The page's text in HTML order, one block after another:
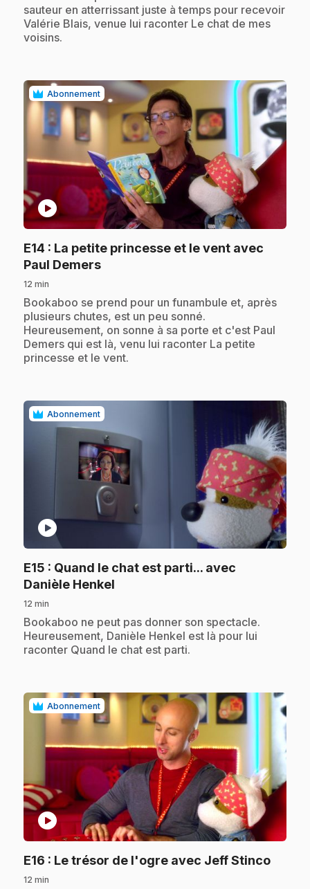
sauteur en atterrissant juste à temps pour recevoir
Valérie Blais, venue lui raconter Le chat de mes
voisins.
Abonnement
play_circle
E14 : La petite princesse et le vent avec
Paul Demers.
12 min
.Bookaboo se prend pour un funambule et, après
plusieurs chutes, est un peu sonné.
Heureusement, on sonne à sa porte et c'est Paul
Demers qui est là, venu lui raconter La petite
princesse et le vent.
Abonnement
play_circle
E15 : Quand le chat est parti... avec
Danièle Henkel
12 min
.Bookaboo ne peut pas donner son spectacle.
Heureusement, Danièle Henkel est là pour lui
raconter Quand le chat est parti.
Abonnement
play_circle
E16 : Le trésor de l'ogre avec Jeff Stinco.
12 min